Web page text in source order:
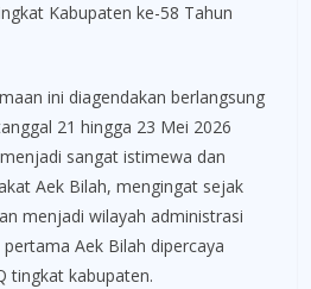
Kabupaten ke-58 Tahun
ini diagendakan berlangsung
21 hingga 23 Mei 2026
sangat istimewa dan
Aek Bilah, mengingat sejak
menjadi wilayah administrasi
Aek Bilah dipercaya
tingkat kabupaten.